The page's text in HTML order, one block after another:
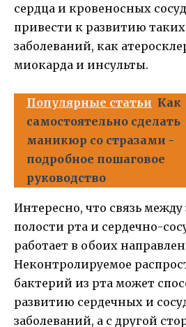
сердца и кровеносных
привести к развитию
заболеваний, как
миокарда и инсульты.
Популярные статьи Как
самостоятельно сделать
маникюр со стразами -
подробное пошаговое
руководство
Интересно, что связь
полости рта и сердечно-
работает в обоих
Неконтролируемое
бактерий из рта может
развитию сердечных и
заболеваний, а с другой